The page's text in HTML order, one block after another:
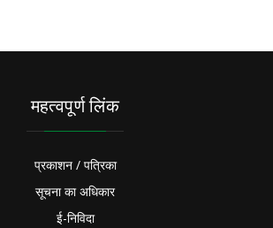
महत्वपूर्ण लिंक
प्रकाशन / पत्रिका
सूचना का अधिकार
ई-निविदा